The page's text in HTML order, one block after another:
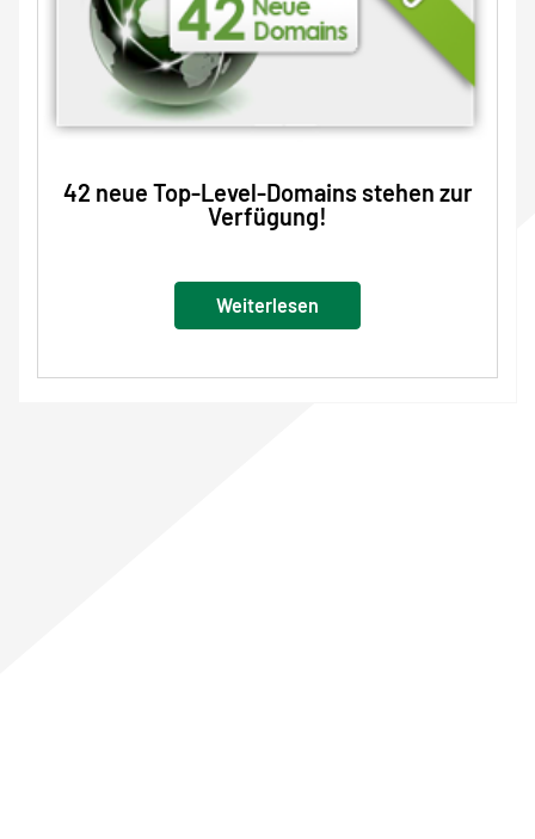
42 neue Top-Level-Domains stehen zur
Verfügung!
Weiterlesen